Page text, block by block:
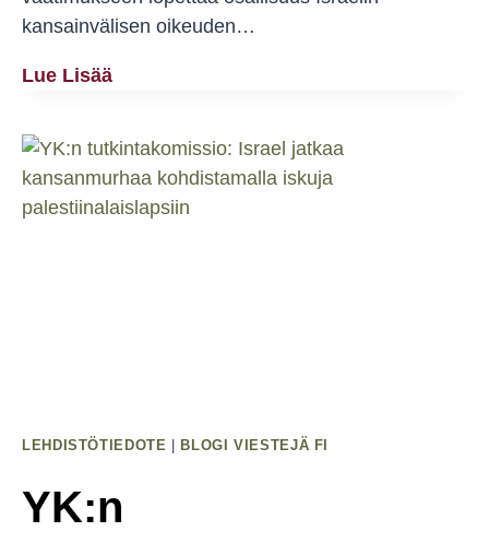
kansainvälisen oikeuden…
Lue Lisää
Vapaiden
Puolueiden
Joukkoon
LEHDISTÖTIEDOTE BLOGI VIESTEJÄ FI
YK:n